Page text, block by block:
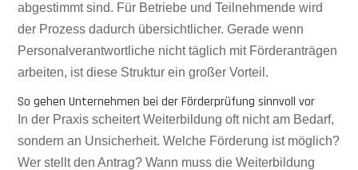
abgestimmt sind. Für Betriebe und Teilnehmende wird
der Prozess dadurch übersichtlicher. Gerade wenn
Personalverantwortliche nicht täglich mit Förderanträgen
arbeiten, ist diese Struktur ein großer Vorteil.
So gehen Unternehmen bei der Förderprüfung sinnvoll vor
In der Praxis scheitert Weiterbildung oft nicht am Bedarf,
sondern an Unsicherheit. Welche Förderung ist möglich?
Wer stellt den Antrag? Wann muss die Weiterbildung